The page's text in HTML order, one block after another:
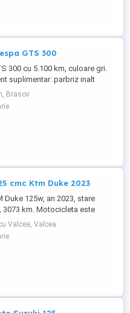
GTS 300
300 cu 5.100 km, culoare gri.
suplimentar: parbriz inalt
2026), geanta portbagaj
scarite pasager;
fata Bitubo si frane fata spate
Brasov
cmc Ktm Duke 2023
Duke 125w, an 2023, stare
3073 km. Motocicleta este
începători sau pentru oraș.
lovituri!
Valcea, Valcea